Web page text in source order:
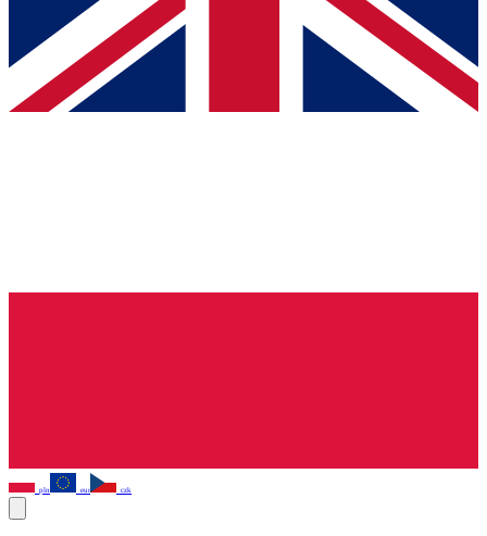
pln eur czk